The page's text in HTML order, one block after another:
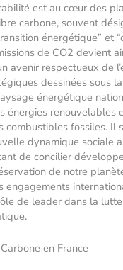
est au cœur des
carbone, souvent
énergétique” et
de CO2 devient
avenir respectueux de
dessinées sous
énergétique
énergies renouvelables
combustibles fossiles. Il
dynamique sociale
de concilier
de notre
engagements
de leader dans la
en France